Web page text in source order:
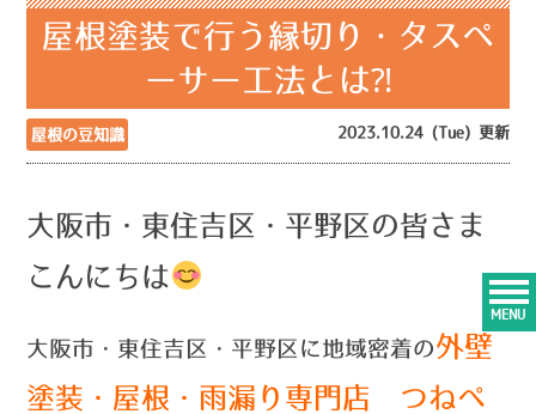
MENU
屋根塗装で行う縁切り・タスペ
ーサー工法とは⁈
屋根の豆知識 2023.10.24 (Tue) 更新
大阪市・東住吉区・平野区の皆さま
こんにちは
大阪市・東住吉区・平野区に地域密着の外壁
塗装・屋根・雨漏り専門店 つねペ